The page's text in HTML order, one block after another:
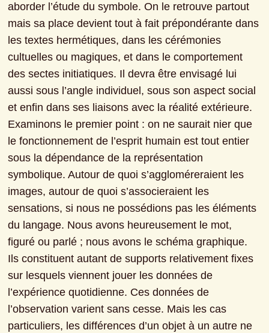
aborder l’étude du symbole. On le retrouve partout
mais sa place devient tout à fait prépondérante dans
les textes hermétiques, dans les cérémonies
cultuelles ou magiques, et dans le comportement
des sectes initiatiques. Il devra être envisagé lui
aussi sous l’angle individuel, sous son aspect social
et enfin dans ses liaisons avec la réalité extérieure.
Examinons le premier point : on ne saurait nier que
le fonctionnement de l’esprit humain est tout entier
sous la dépendance de la représentation
symbolique. Autour de quoi s’aggloméreraient les
images, autour de quoi s’associeraient les
sensations, si nous ne possédions pas les éléments
du langage. Nous avons heureusement le mot,
figuré ou parlé ; nous avons le schéma graphique.
Ils constituent autant de supports relativement fixes
sur lesquels viennent jouer les données de
l’expérience quotidienne. Ces données de
l’observation varient sans cesse. Mais les cas
particuliers, les différences d’un objet à un autre ne